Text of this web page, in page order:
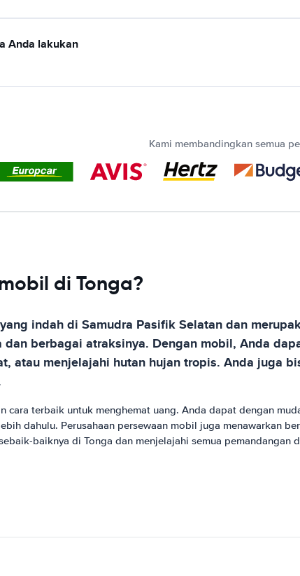
Anda lakukan
Kami membandingkan semua
di Tonga?
indah di Samudra Pasifik Selatan dan
berbagai atraksinya. Dengan mobil, Anda
atau menjelajahi hutan hujan tropis. Anda juga
cara terbaik untuk menghemat uang. Anda dapat dengan
dahulu. Perusahaan persewaan mobil juga menawarkan
baiknya di Tonga dan menjelajahi semua pemandangan